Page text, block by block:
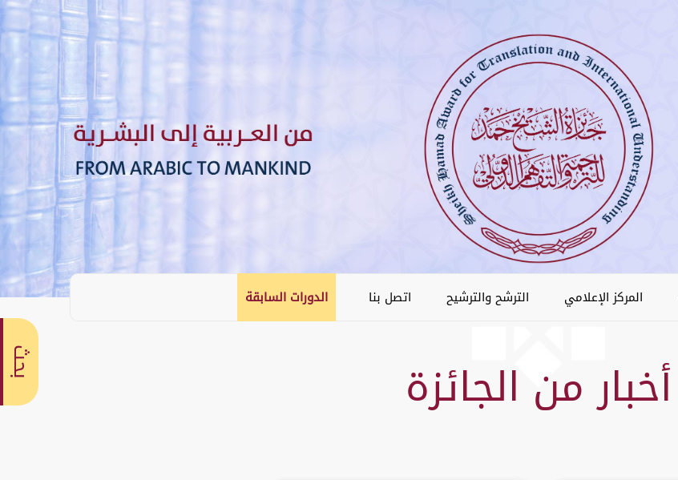
المركز الإعلامي الترشح والترشيح اتصل بنا الدورات السابقة
أخبار من الجائزة بحث